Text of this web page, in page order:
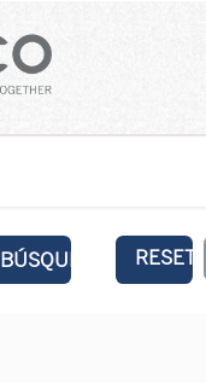
BÚSQUEDA RESET